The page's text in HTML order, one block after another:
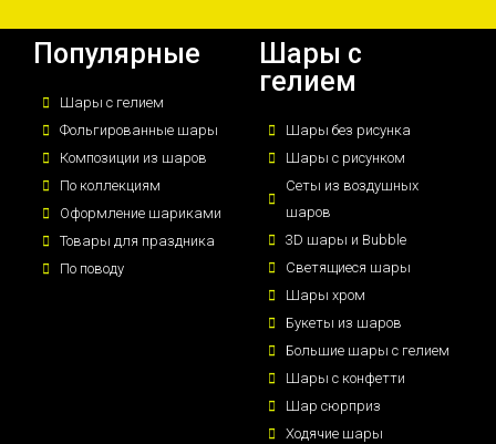
Популярные
Шары с гелием
Фольгированные шары
Композиции из шаров
По коллекциям
Оформление шариками
Товары для праздника
По поводу
Шары с
гелием
Шары без рисунка
Шары с рисунком
Сеты из воздушных
шаров
3D шары и Bubble
Светящиеся шары
Шары хром
Букеты из шаров
Большие шары с гелием
Шары с конфетти
Шар сюрприз
Ходячие шары